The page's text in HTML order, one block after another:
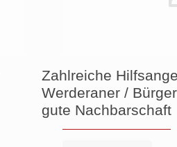
Zahlreiche
Werderaner /
gute Nachbarschaft